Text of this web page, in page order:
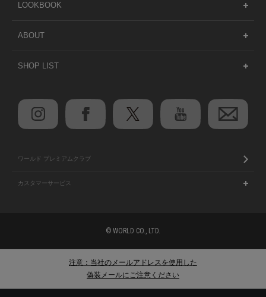
LOOKBOOK
ABOUT
SHOP LIST
ワールド プレミアムクラブ
カスタマーサービス
© WORLD CO., LTD.
注意：当社のメールアドレスを使用した
偽装メールにご注意ください